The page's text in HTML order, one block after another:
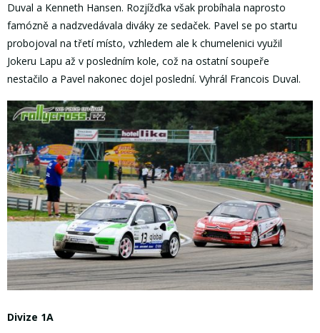
Duval a Kenneth Hansen. Rozjížďka však probíhala naprosto
famózně a nadzvedávala diváky ze sedaček. Pavel se po startu
probojoval na třetí místo, vzhledem ale k chumelenici využil
Jokeru Lapu až v posledním kole, což na ostatní soupeře
nestačilo a Pavel nakonec dojel poslední. Vyhrál Francois Duval.
Divize 1A